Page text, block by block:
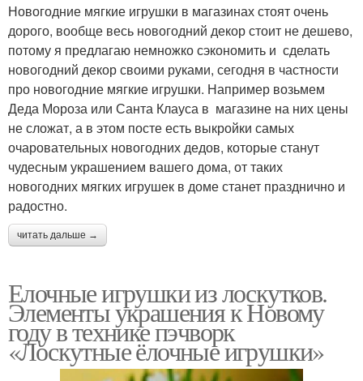
Новогодние мягкие игрушки в магазинах стоят очень
дорого, вообще весь новогодний декор стоит не дешево,
потому я предлагаю немножко сэкономить и сделать
новогодний декор своими руками, сегодня в частности
про новогодние мягкие игрушки. Например возьмем
Деда Мороза или Санта Клауса в магазине на них цены
не сложат, а в этом посте есть выкройки самых
очаровательных новогодних дедов, которые станут
чудесным украшением вашего дома, от таких
новогодних мягких игрушек в доме станет празднично и
радостно.
читать дальше →
Елочные игрушки из лоскутков.
Элементы украшения к Новому
году в технике пэчворк
«Лоскутные ёлочные игрушки»